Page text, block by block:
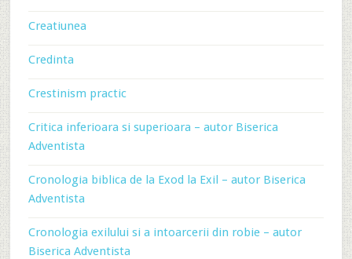
Creatiunea
Credinta
Crestinism practic
Critica inferioara si superioara – autor Biserica
Adventista
Cronologia biblica de la Exod la Exil – autor Biserica
Adventista
Cronologia exilului si a intoarcerii din robie – autor
Biserica Adventista